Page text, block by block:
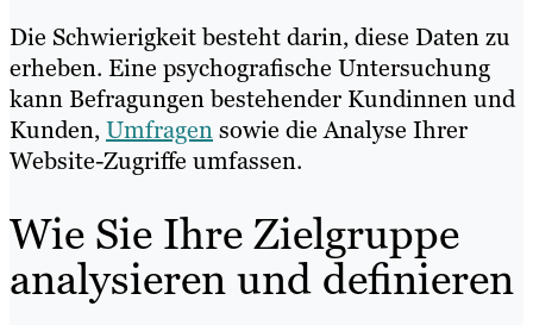
Die Schwierigkeit besteht darin, diese Daten zu
erheben. Eine psychografische Untersuchung
kann Befragungen bestehender Kundinnen und
Kunden,Umfragensowie die Analyse Ihrer
Website-Zugriffe umfassen.
Wie Sie Ihre Zielgruppe
analysieren und definieren